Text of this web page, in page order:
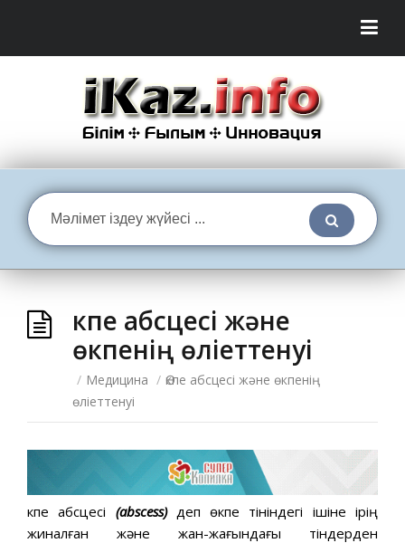
Өкпе абсцесі және
өкпенің өліеттенуі
/ Медицина / Өкпе абсцесі және өкпенің
өліеттенуі
Өкпе абсцесі (abscess)деп өкпе тініндегі ішіне ірің
жиналған және жан-жағындағы тіндерден